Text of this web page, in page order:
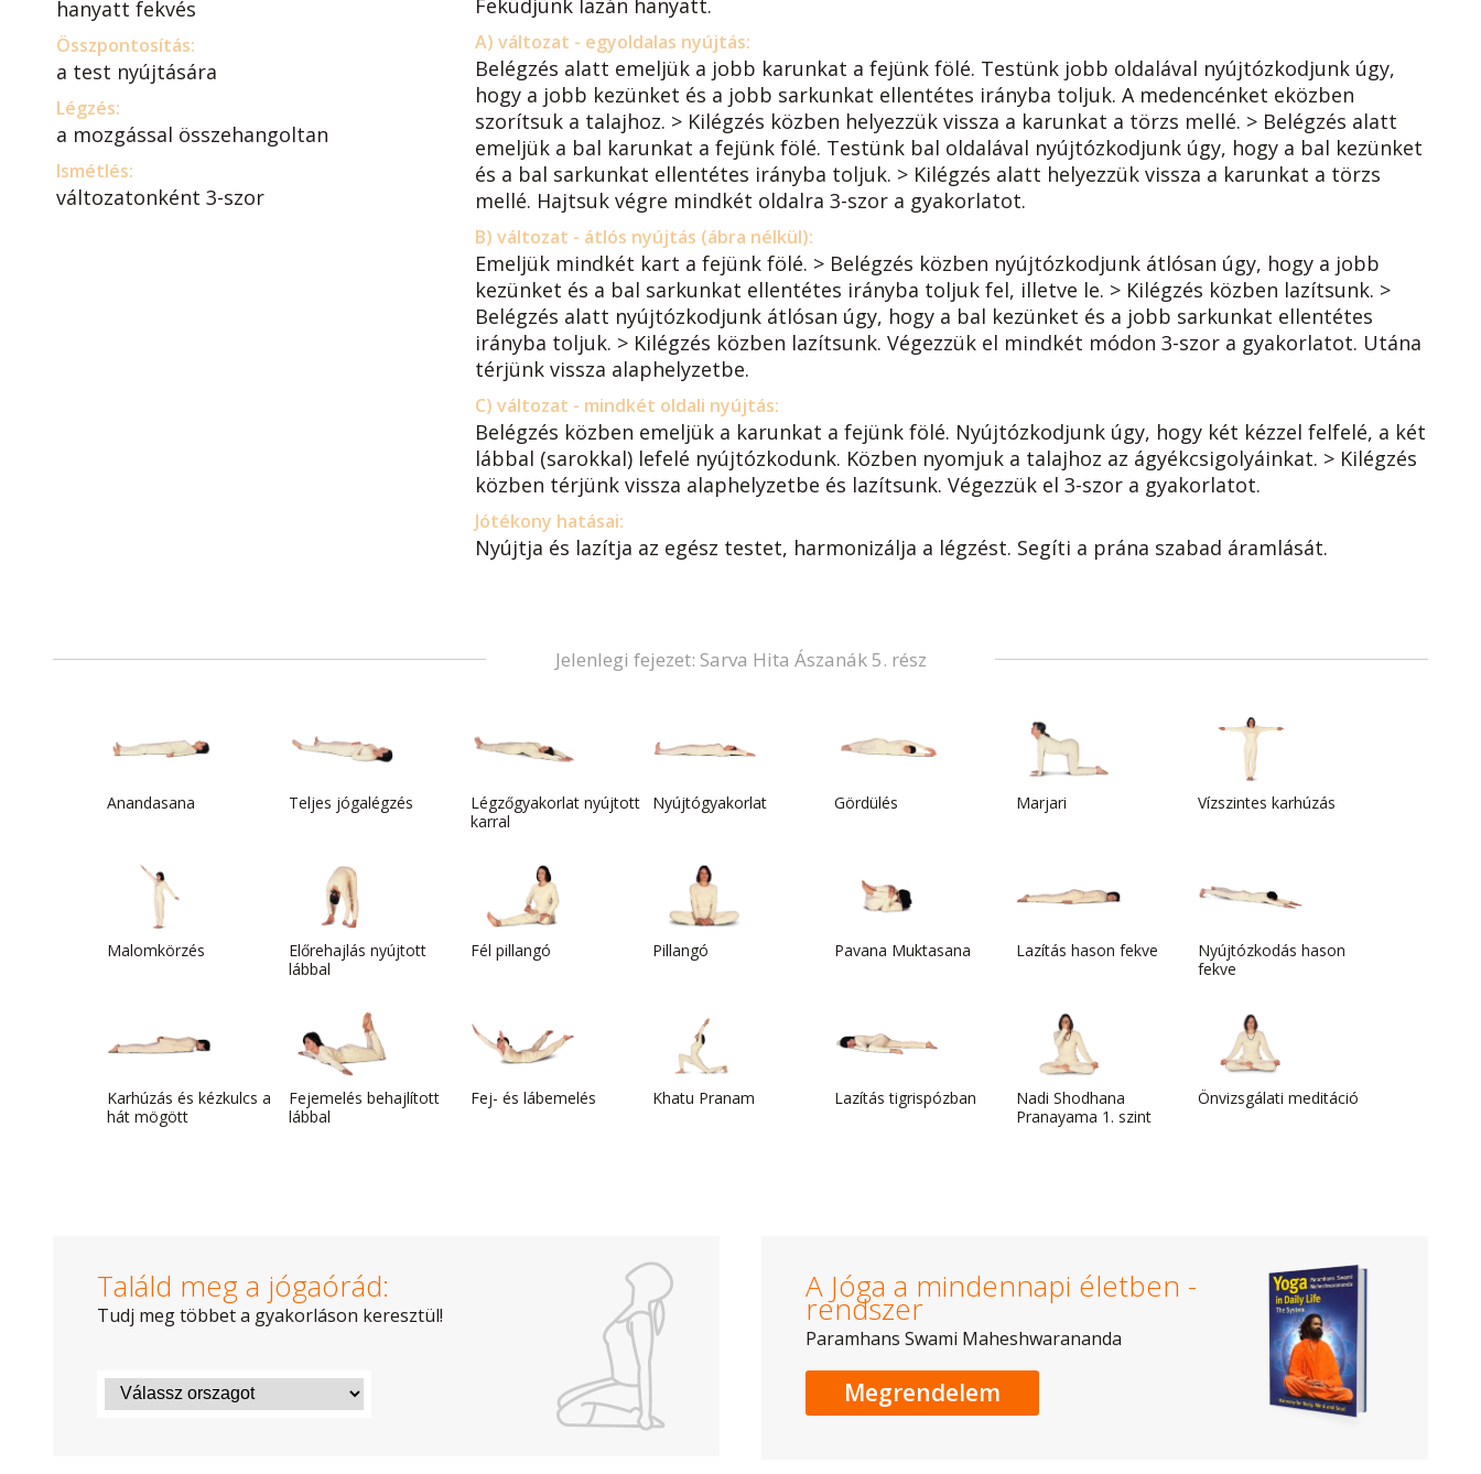
hanyatt fekvés
Összpontosítás:
a test nyújtására
Légzés:
a mozgással összehangoltan
Ismétlés:
változatonként 3-szor
A) változat - egyoldalas nyújtás:
Belégzés alatt emeljük a jobb karunkat a fejünk fölé. Testünk jobb oldalával nyújtózkodjunk úgy,
hogy a jobb kezünket és a jobb sarkunkat ellentétes irányba toljuk. A medencénket eközben
szorítsuk a talajhoz. > Kilégzés közben helyezzük vissza a karunkat a törzs mellé. > Belégzés alatt
emeljük a bal karunkat a fejünk fölé. Testünk bal oldalával nyújtózkodjunk úgy, hogy a bal kezünket
és a bal sarkunkat ellentétes irányba toljuk. > Kilégzés alatt helyezzük vissza a karunkat a törzs
mellé. Hajtsuk végre mindkét oldalra 3-szor a gyakorlatot.
B) változat - átlós nyújtás (ábra nélkül):
Emeljük mindkét kart a fejünk fölé. > Belégzés közben nyújtózkodjunk átlósan úgy, hogy a jobb
kezünket és a bal sarkunkat ellentétes irányba toljuk fel, illetve le. > Kilégzés közben lazítsunk. >
Belégzés alatt nyújtózkodjunk átlósan úgy, hogy a bal kezünket és a jobb sarkunkat ellentétes
irányba toljuk. > Kilégzés közben lazítsunk. Végezzük el mindkét módon 3-szor a gyakorlatot. Utána
térjünk vissza alaphelyzetbe.
C) változat - mindkét oldali nyújtás:
Belégzés közben emeljük a karunkat a fejünk fölé. Nyújtózkodjunk úgy, hogy két kézzel felfelé, a két
lábbal (sarokkal) lefelé nyújtózkodunk. Közben nyomjuk a talajhoz az ágyékcsigolyáinkat. > Kilégzés
közben térjünk vissza alaphelyzetbe és lazítsunk. Végezzük el 3-szor a gyakorlatot.
Jótékony hatásai:
Nyújtja és lazítja az egész testet, harmonizálja a légzést. Segíti a prána szabad áramlását.
Jelenlegi fejezet: Sarva Hita Ászanák 5. rész
Anandasana Teljes jógalégzés
Légzőgyakorlat nyújtott
karral
Nyújtógyakorlat Gördülés Marjari Vízszintes karhúzás
Malomkörzés
Előrehajlás nyújtott
lábbal
Fél pillangó Pillangó Pavana Muktasana Lazítás hason fekve
Nyújtózkodás hason
fekve
Karhúzás és kézkulcs a
hát mögött
Fejemelés behajlított
lábbal
Fej- és lábemelés Khatu Pranam Lazítás tigrispózban
Nadi Shodhana
Pranayama 1. szint
Önvizsgálati meditáció
Találd meg a jógaórád:
Tudj meg többet a gyakorláson keresztül!
A Jóga a mindennapi életben -
rendszer
Paramhans Swami Maheshwarananda
Megrendelem